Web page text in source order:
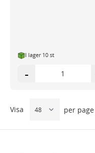
I lager 10 st
-
Visa per page